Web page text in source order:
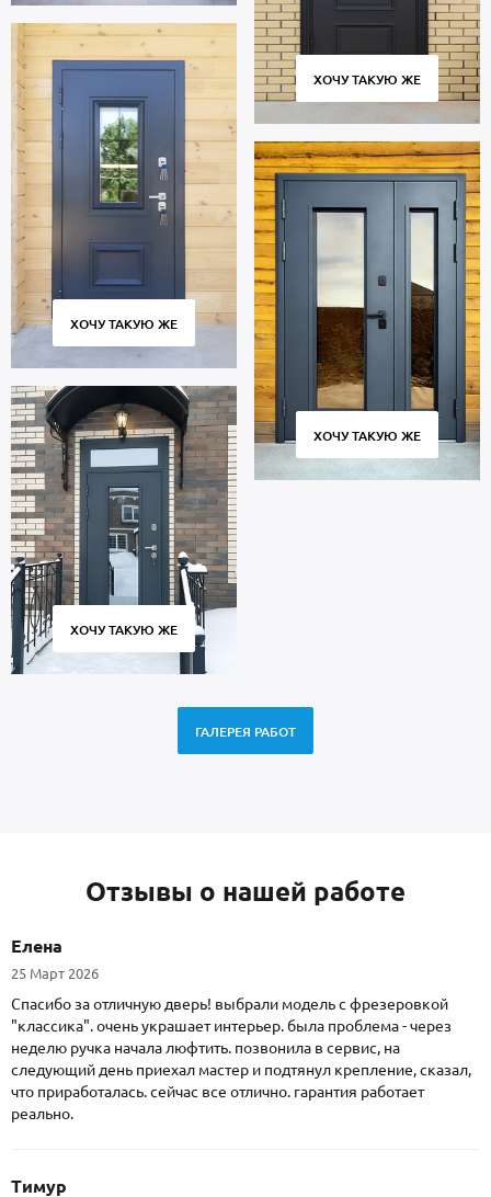
ХОЧУ ТАКУЮ ЖЕ
ХОЧУ ТАКУЮ ЖЕ
ХОЧУ ТАКУЮ ЖЕ
ХОЧУ ТАКУЮ ЖЕ
ГАЛЕРЕЯ РАБОТ
Отзывы о нашей работе
Елена
25 Март 2026
Спасибо за отличную дверь! выбрали модель с фрезеровкой
"классика". очень украшает интерьер. была проблема - через
неделю ручка начала люфтить. позвонила в сервис, на
следующий день приехал мастер и подтянул крепление, сказал,
что приработалась. сейчас все отлично. гарантия работает
реально.
Тимур